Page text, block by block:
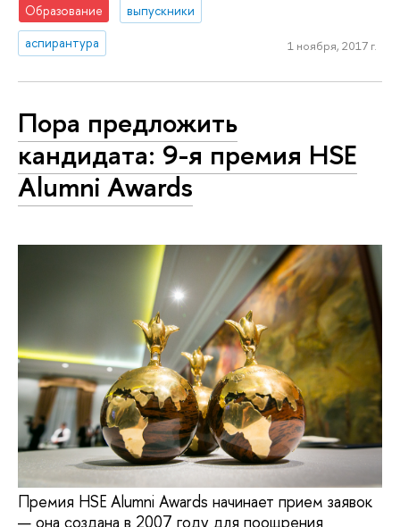
Образование
выпускники
аспирантура
1 ноября, 2017 г.
Пора предложить
кандидата: 9-я премия HSE
Alumni Awards
Премия HSE Alumni Awards начинает прием заявок
— она создана в 2007 году для поощрения